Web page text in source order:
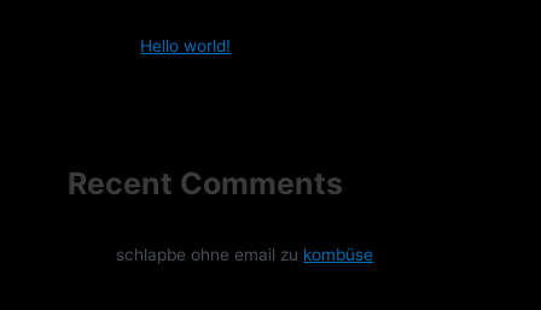
Hello world!
Recent Comments
schlapbe ohne email zu kombüse